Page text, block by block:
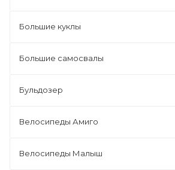
Большие куклы
Большие самосвалы
Бульдозер
Велосипеды Амиго
Велосипеды Малыш